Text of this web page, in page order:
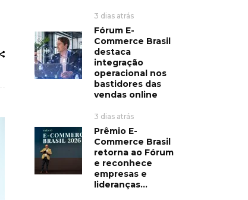
3 dias atrás
Fórum E-
Commerce Brasil
destaca
integração
operacional nos
bastidores das
vendas online
3 dias atrás
Prêmio E-
Commerce Brasil
retorna ao Fórum
e reconhece
empresas e
lideranças...